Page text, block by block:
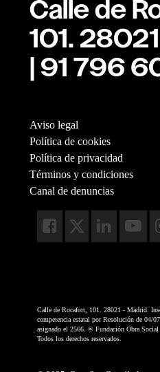
Calle de
101.
| 91 796
Aviso legal
Política de cookies
Política de privacidad
Términos y condiciones
Canal de denuncias
Calle de Rocafort, 101. 28021 - Madrid.
competencia estatal por Resolución de 04/
asignado el 2566. ® Fundación Obra
Todos los derechos reservados.